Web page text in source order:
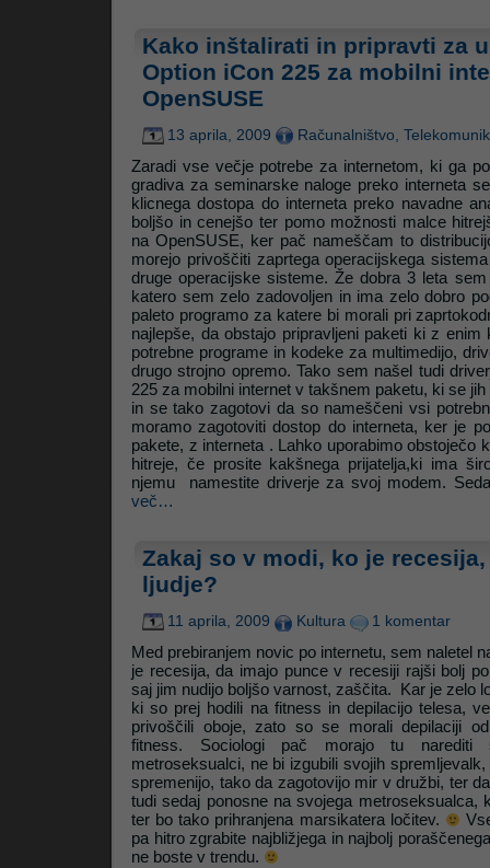
Kako inštalirati in pripravti za
Option iCon 225 za mobilni
OpenSUSE
13 aprila, 2009 Računalništvo,
Zaradi vse večje potrebe za internetom, ki ga
gradiva za seminarske naloge preko interneta
klicnega dostopa do interneta preko navadne
boljšo in cenejšo ter pomo možnosti malce
na OpenSUSE, ker pač nameščam to
morejo privoščiti zaprtega operacijskega
druge operacijske sisteme. Že dobra 3 leta
katero sem zelo zadovoljen in ima zelo dobro
paleto programo za katere bi morali pri
najlepše, da obstajo pripravljeni paketi ki z
potrebne programe in kodeke za multimedijo,
drugo strojno opremo. Tako sem našel tudi
225 za mobilni internet v takšnem paketu, ki se
in se tako zagotovi da so nameščeni vsi
moramo zagotoviti dostop do interneta, ker je
pakete, z interneta . Lahko uporabimo obstoječo
hitreje, če prosite kakšnega prijatelja,ki ima
njemu namestite driverje za svoj modem.
več…
Zakaj so v modi, ko je
ljudje?
11 aprila, 2009 Kultura 1 komentar
Med prebiranjem novic po internetu, sem naletel
je recesija, da imajo punce v recesiji rajši bolj
saj jim nudijo boljšo varnost, zaščita. Kar je zelo
ki so prej hodili na fitness in depilacijo telesa,
privoščili oboje, zato so se morali depilaciji
fitness. Sociologi pač morajo tu
metroseksualci, ne bi izgubili svojih
spremenijo, tako da zagotovijo mir v družbi, ter
tudi sedaj ponosne na svojega metroseksualca,
ter bo tako prihranjena marsikatera ločitev.
pa hitro zgrabite najbližjega in najbolj
ne boste v trendu.